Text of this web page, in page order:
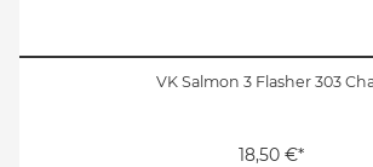
VK Salmon 3 Flasher 303
18,50 €*